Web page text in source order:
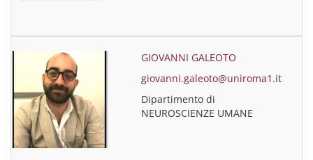
GIOVANNI GALEOTO
giovanni.galeoto@uniroma1.it
Dipartimento di
NEUROSCIENZE UMANE